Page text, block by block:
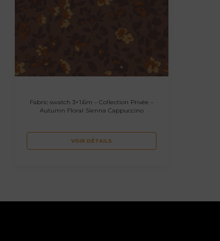
Fabric swatch 3×1.6m – Collection Privée –
Autumn Floral Sienna Cappuccino
VOIR DÉTAILS